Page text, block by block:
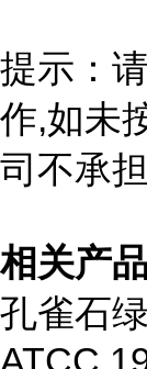
提示：
作,如未
司不承
相关产品
孔雀石
ATCC